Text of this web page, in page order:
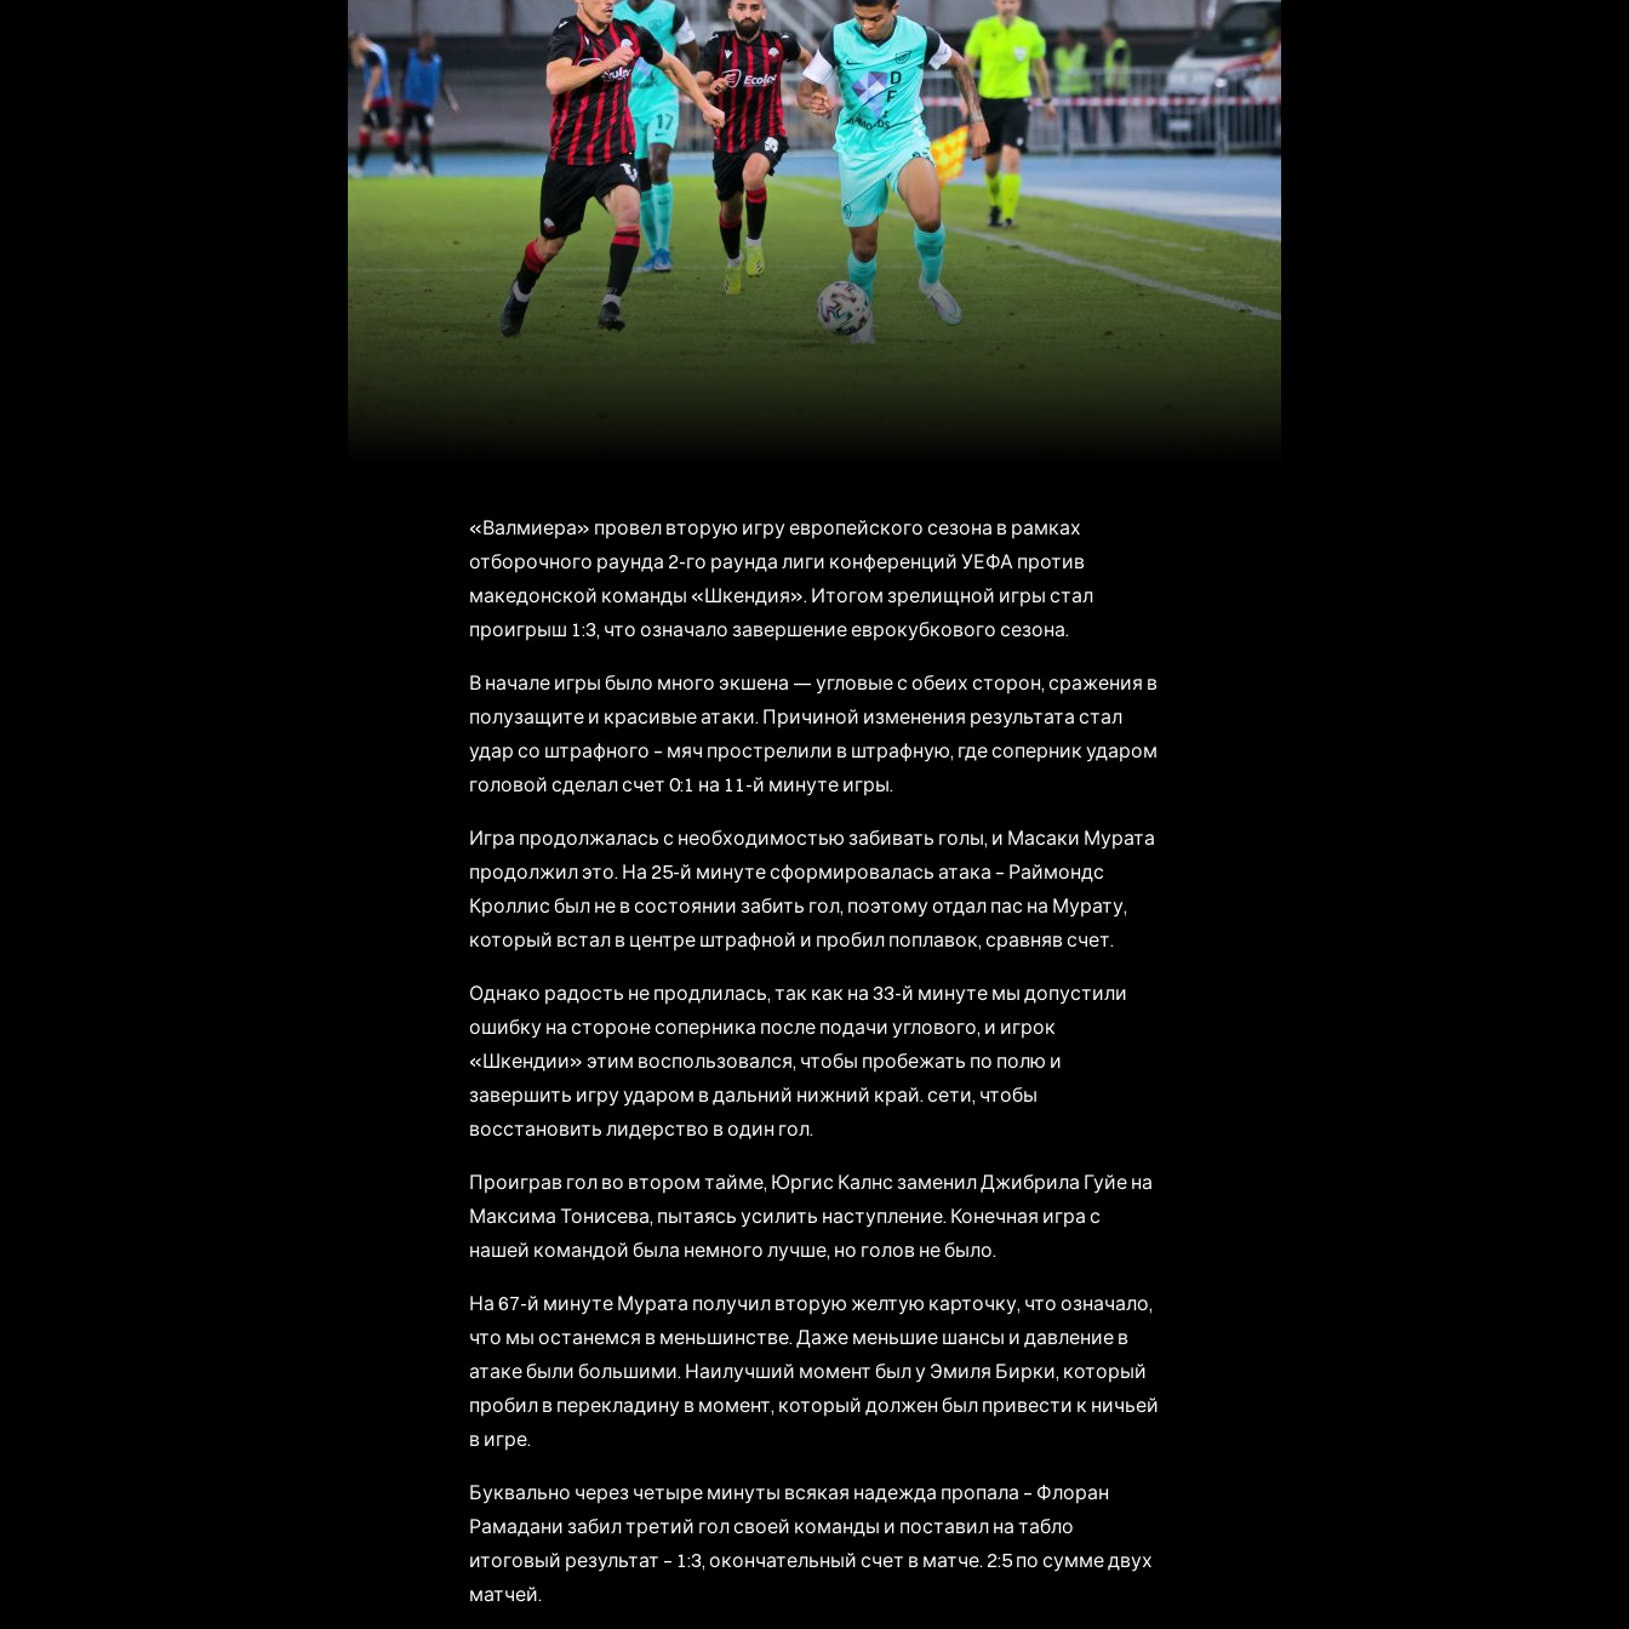
«Валмиера» провел вторую игру европейского сезона в рамках
отборочного раунда 2-го раунда лиги конференций УЕФА против
македонской команды «Шкендия». Итогом зрелищной игры стал
проигрыш 1:3, что означало завершение еврокубкового сезона.
В начале игры было много экшена — угловые с обеих сторон, сражения в
полузащите и красивые атаки. Причиной изменения результата стал
удар со штрафного – мяч прострелили в штрафную, где соперник ударом
головой сделал счет 0:1 на 11-й минуте игры.
Игра продолжалась с необходимостью забивать голы, и Масаки Мурата
продолжил это. На 25-й минуте сформировалась атака – Раймондс
Кроллис был не в состоянии забить гол, поэтому отдал пас на Мурату,
который встал в центре штрафной и пробил поплавок, сравняв счет.
Однако радость не продлилась, так как на 33-й минуте мы допустили
ошибку на стороне соперника после подачи углового, и игрок
«Шкендии» этим воспользовался, чтобы пробежать по полю и
завершить игру ударом в дальний нижний край. сети, чтобы
восстановить лидерство в один гол.
Проиграв гол во втором тайме, Юргис Калнс заменил Джибрила Гуйе на
Максима Тонисева, пытаясь усилить наступление. Конечная игра с
нашей командой была немного лучше, но голов не было.
На 67-й минуте Мурата получил вторую желтую карточку, что означало,
что мы останемся в меньшинстве. Даже меньшие шансы и давление в
атаке были большими. Наилучший момент был у Эмиля Бирки, который
пробил в перекладину в момент, который должен был привести к ничьей
в игре.
Буквально через четыре минуты всякая надежда пропала – Флоран
Рамадани забил третий гол своей команды и поставил на табло
итоговый результат – 1:3, окончательный счет в матче. 2:5 по сумме двух
матчей.